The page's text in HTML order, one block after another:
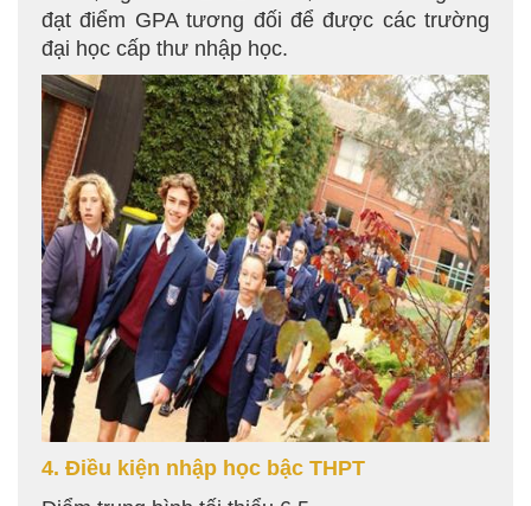
đạt điểm GPA tương đối để được các trường
đại học cấp thư nhập học.
4. Điều kiện nhập học bậc THPT